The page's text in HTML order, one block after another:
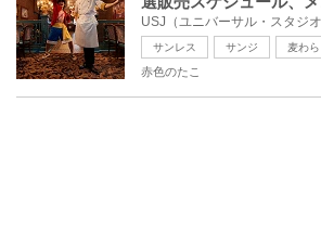
サンレス サンジ 麦わら
赤色のたこ